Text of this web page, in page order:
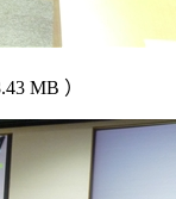
MB ）